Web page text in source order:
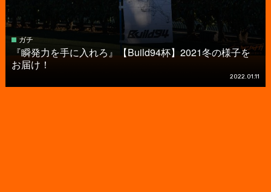
ガチ
『瞬発力を手に入れろ』【Build94杯】2021冬の様子を
お届け！
2022.01.11